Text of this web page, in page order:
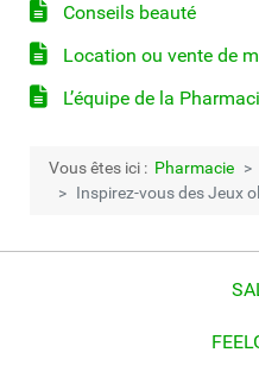
Conseils beauté
Location ou vente de
L’équipe de la
Vous êtes ici : Pharmacie
Inspirez-vous des Jeux